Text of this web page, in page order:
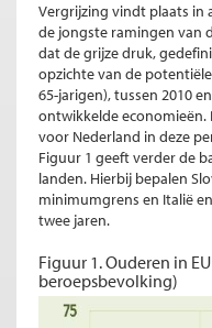
Vergrijzing vindt plaats in
de jongste ramingen van
dat de grijze druk,
opzichte van de
65-jarigen), tussen 2010
ontwikkelde economieën.
voor Nederland in deze
Figuur 1 geeft verder de
landen. Hierbij bepalen
minimumgrens en Italië
twee jaren.
Figuur 1. Ouderen in
beroepsbevolking)